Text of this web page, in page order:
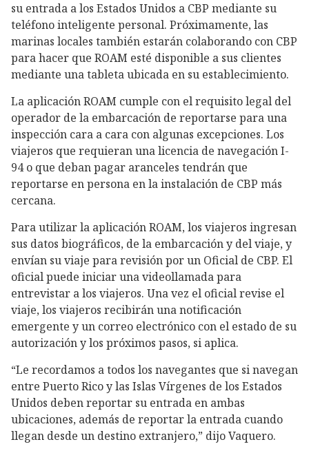
su entrada a los Estados Unidos a CBP mediante su
teléfono inteligente personal. Próximamente, las
marinas locales también estarán colaborando con CBP
para hacer que ROAM esté disponible a sus clientes
mediante una tableta ubicada en su establecimiento.
La aplicación ROAM cumple con el requisito legal del
operador de la embarcación de reportarse para una
inspección cara a cara con algunas excepciones. Los
viajeros que requieran una licencia de navegación I-
94 o que deban pagar aranceles tendrán que
reportarse en persona en la instalación de CBP más
cercana.
Para utilizar la aplicación ROAM, los viajeros ingresan
sus datos biográficos, de la embarcación y del viaje, y
envían su viaje para revisión por un Oficial de CBP. El
oficial puede iniciar una videollamada para
entrevistar a los viajeros. Una vez el oficial revise el
viaje, los viajeros recibirán una notificación
emergente y un correo electrónico con el estado de su
autorización y los próximos pasos, si aplica.
“Le recordamos a todos los navegantes que si navegan
entre Puerto Rico y las Islas Vírgenes de los Estados
Unidos deben reportar su entrada en ambas
ubicaciones, además de reportar la entrada cuando
llegan desde un destino extranjero,” dijo Vaquero.